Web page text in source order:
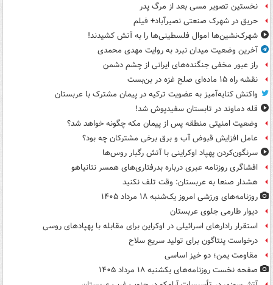
نخستین تصویر مسی بعد از مرگ پدر
حریق در شهرک صنعتی نصیرآباد+ فیلم
شهرک‌نشین‌ها اموال فلسطینی‌ها را به آتش کشیدند!
آخرین وضعیت میدان نبرد به روایت مهدی محمدی
راز عبور مخفی جنگنده‌های ایرانی از چشم دشمن
نقشه راه ۱۵ ماده‌ای صلح غزه در بن‌بست
واکنش کنایه‌آمیز به عضویت ترکیه در پیمان مشترک با عربستان
قله دماوند در تابستان سفیدپوش شد!
وضعیت امنیتی منطقه پس از پیمان مکه چگونه خواهد شد؟
عامل افزایش قبوض آب و برق برخی مشترکان چه بود؟
سرنگون‌کردن پهپاد اوکراینی با آتش رگبار روس‌ها
افشاگری روزنامه عبری درباره بدرفتاری‌های همسر نتانیاهو
هشدار صنعا به عربستان: وقت تلف نکنید
روزنامه‌های ورزشی امروز یک‌شنبه ۱۸ مرداد ۱۴۰۵
دیوار طارمی جلوی عربستان
استقرار رادارهای اسرائیلی در اوکراین برای مقابله با پهپادهای روسی
درخواست پنتاگون برای تولید سریع سلاح
مقاومت یمن؛ دو خیز اساسی
صفحه نخست روزنامه‌های یکشنبه ۱۸ مرداد ۱۴۰۵